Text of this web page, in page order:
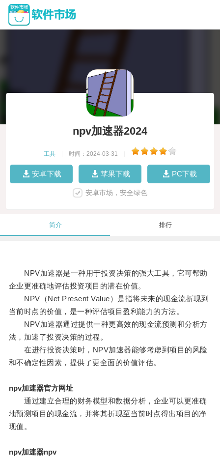
npv加速器2024
工具 时间：2024-03-31
安卓下载 苹果下载 PC下载
安卓市场，安全绿色
简介 排行
NPV加速器是一种用于投资决策的强大工具，它可帮助
企业更准确地评估投资项目的潜在价值。
NPV（Net Present Value）是指将未来的现金流折现到
当前时点的价值，是一种评估项目盈利能力的方法。
NPV加速器通过提供一种更高效的现金流预测和分析方
法，加速了投资决策的过程。
在进行投资决策时，NPV加速器能够考虑到项目的风险
和不确定性因素，提供了更全面的价值评估。
npv加速器官方网址
通过建立合理的财务模型和数据分析，企业可以更准确
地预测项目的现金流，并将其折现至当前时点得出项目的净
现值。
npv加速器npv